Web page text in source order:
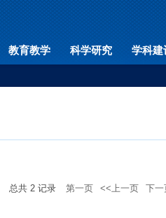
教育教学 科学研究 学科建
总共 2 记录 第一页 <<上一页 下一